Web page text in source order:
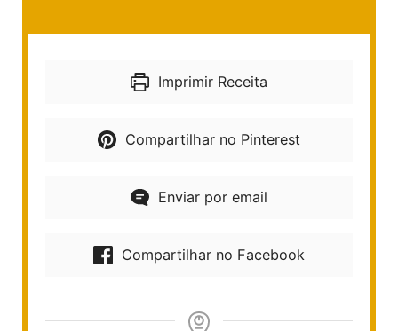
Imprimir Receita
Compartilhar no Pinterest
Enviar por email
Compartilhar no Facebook